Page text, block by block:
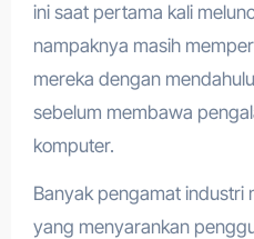
ini saat pertama kali
nampaknya masih
mereka dengan
sebelum membawa
komputer.
Banyak pengamat industri
yang menyarankan